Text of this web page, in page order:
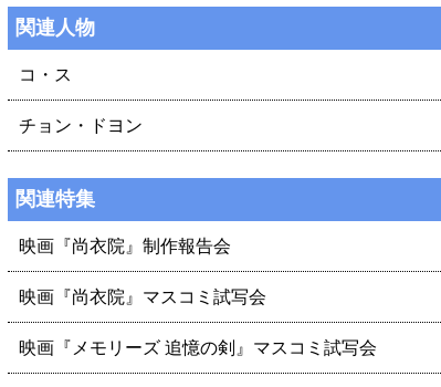
関連人物
コ・ス
チョン・ドヨン
関連特集
映画『尚衣院』制作報告会
映画『尚衣院』マスコミ試写会
映画『メモリーズ 追憶の剣』マスコミ試写会